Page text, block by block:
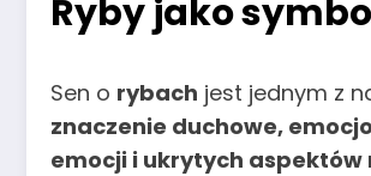
Ryby jako
Sen o rybach jest jednym z
znaczenie duchowe,
emocji i ukrytych aspektów